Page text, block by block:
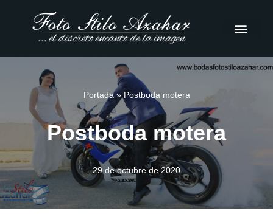
Portada» Postboda motera
Postboda motera
29 de octubre de 2020